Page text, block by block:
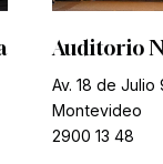
Auditorio
Av. 18 de Julio
Montevideo
2900 13 48